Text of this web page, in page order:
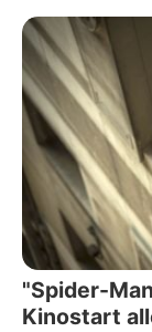
"Spider-
Kinostart